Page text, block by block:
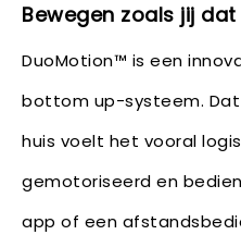
Bewegen zoals jij
DuoMotion™ is een
bottom up-systeem.
huis voelt het vooral
gemotoriseerd en
app of een